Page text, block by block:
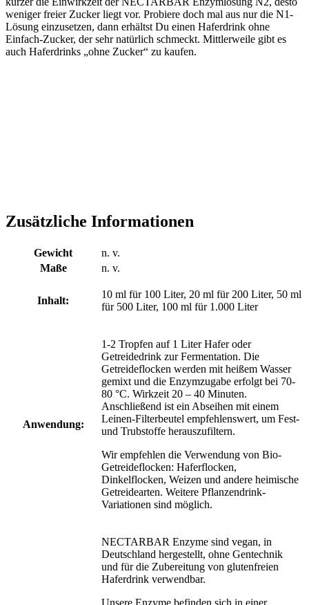
weniger freier Zucker liegt vor. Probiere doch mal aus nur die N1-
Lösung einzusetzen, dann erhältst Du einen Haferdrink ohne
Einfach-Zucker, der sehr natürlich schmeckt. Mittlerweile gibt es
auch Haferdrinks „ohne Zucker“ zu kaufen.
Zusätzliche Informationen
Gewicht
n. v.
Maße
n. v.
Inhalt:
10 ml für 100 Liter, 20 ml für 200 Liter, 50 ml
für 500 Liter, 100 ml für 1.000 Liter
Anwendung:
1-2 Tropfen auf 1 Liter Hafer oder
Getreidedrink zur Fermentation. Die
Getreideflocken werden mit heißem Wasser
gemixt und die Enzymzugabe erfolgt bei 70-
80 °C. Wirkzeit 20 – 40 Minuten.
Anschließend ist ein Abseihen mit einem
Leinen-Filterbeutel empfehlenswert, um Fest-
und Trubstoffe herauszufiltern.
Wir empfehlen die Verwendung von Bio-
Getreideflocken: Haferflocken,
Dinkelflocken, Weizen und andere heimische
Getreidearten. Weitere Pflanzendrink-
Variationen sind möglich.
NECTARBAR Enzyme sind vegan, in
Deutschland hergestellt, ohne Gentechnik
und für die Zubereitung von glutenfreien
Haferdrink verwendbar.